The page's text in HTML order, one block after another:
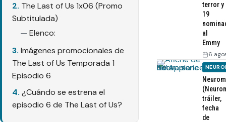
The Last of Us 1x06 (Promo
Subtitulada)
Elenco:
Imágenes promocionales de
The Last of Us Temporada 1
Episodio 6
¿Cuándo se estrena el
episodio 6 de The Last of Us?
terror y
19
al
Emmy
6
tráiler,
fecha
de